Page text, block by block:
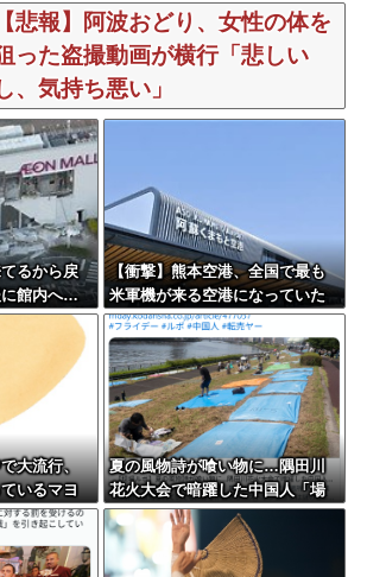
【悲報】阿波おどり、女性の体を
った盗撮動画が横行「悲しい
、気持ち悪い」
るから戻
に館内へ…
【衝撃】熊本空港、全国で最も
米軍機が来る空港になっていた
大流行、
いるマヨ
ソース
夏の風物詩が喰い物に…隅田川
花火大会で暗躍した中国人「場
所取り転売ヤー」の高笑い